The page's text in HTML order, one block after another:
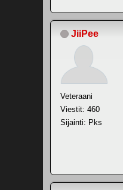
JiiPee
Veteraani
Viestit: 460
Sijainti: Pks